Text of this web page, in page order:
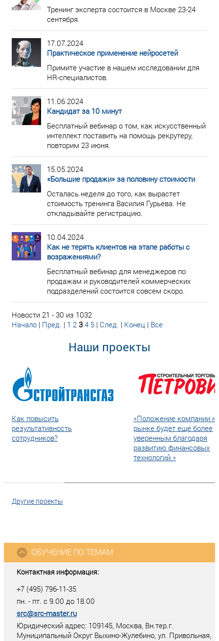
Тренинг эксперта состоится в Москве 23-24
сентября.
17.07.2024
Практическое применение нейросетей
Примите участие в нашем исследовании для
HR-специалистов.
11.06.2024
Кандидат за 10 минут
Бесплатный вебинар о том, как искусственный
интеллект поставить на помощь рекрутеру,
повторим 23 июня.
15.05.2024
«Большие продажи» за половину стоимости
Осталась неделя до того, как вырастет
стоимость тренинга Василия Гурьева. Не
откладывайте регистрацию.
10.04.2024
Как не терять клиентов на этапе работы с
возражениями?
Бесплатный вебинар для менеджеров по
продажам и руководителей коммерческих
подразделений состоится совсем скоро.
Новости 21 - 30 из 1032
Начало | Пред. | 1 2 3 4 5 | След. | Конец | Все
Наши проекты
Как повысить
результативность
сотрудников?
«Положение компании
рынке будет еще более
уверенным благодаря
развитию финансовых
технологий.»
Другие проекты
Контактная информация:
+7 (495) 796-11-35
пн. - пт. с 9.00 до 18.00
src@src-master.ru
Юридический адрес: 109145, Москва, Вн.тер.г.
Муниципальный Округ Выхино-Жулебино, ул. Привольная,
ОБУЧЕНИЕ ПО ТЕМАМ